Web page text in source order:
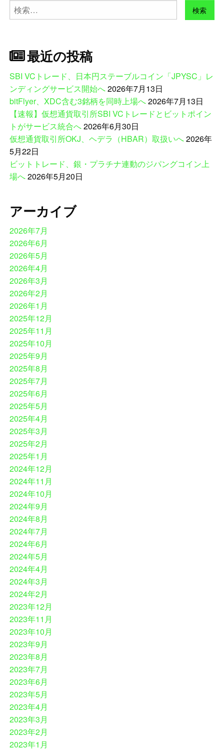
検
索:
最近の投稿
SBI VCトレード、日本円ステーブルコイン「JPYSC」レ
ンディングサービス開始へ2026年7月13日
bitFlyer、XDC含む3銘柄を同時上場へ2026年7月13日
【速報】仮想通貨取引所SBI VCトレードとビットポイン
トがサービス統合へ2026年6月30日
仮想通貨取引所OKJ、ヘデラ（HBAR）取扱いへ2026年
5月22日
ビットトレード、銀・プラチナ連動のジパングコイン上
場へ2026年5月20日
アーカイブ
2026年7月
2026年6月
2026年5月
2026年4月
2026年3月
2026年2月
2026年1月
2025年12月
2025年11月
2025年10月
2025年9月
2025年8月
2025年7月
2025年6月
2025年5月
2025年4月
2025年3月
2025年2月
2025年1月
2024年12月
2024年11月
2024年10月
2024年9月
2024年8月
2024年7月
2024年6月
2024年5月
2024年4月
2024年3月
2024年2月
2023年12月
2023年11月
2023年10月
2023年9月
2023年8月
2023年7月
2023年6月
2023年5月
2023年4月
2023年3月
2023年2月
2023年1月